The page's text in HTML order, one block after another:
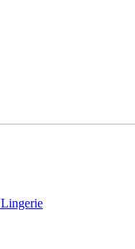
Lingerie